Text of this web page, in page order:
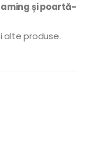
și poartă-
alte produse.